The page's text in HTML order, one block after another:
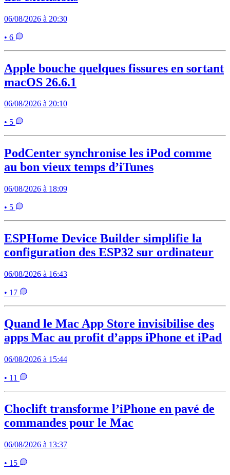
06/08/2026 à 20:30
• 6
Apple bouche quelques fissures en sortant
macOS 26.6.1
06/08/2026 à 20:10
• 5
PodCenter synchronise les iPod comme
au bon vieux temps d’iTunes
06/08/2026 à 18:09
• 5
ESPHome Device Builder simplifie la
configuration des ESP32 sur ordinateur
06/08/2026 à 16:43
• 17
Quand le Mac App Store invisibilise des
apps Mac au profit d’apps iPhone et iPad
06/08/2026 à 15:44
• 11
Choclift transforme l’iPhone en pavé de
commandes pour le Mac
06/08/2026 à 13:37
• 15